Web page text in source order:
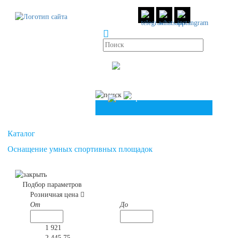
Корзина
Каталог
Оснащение умных спортивных площадок
Подбор параметров
Розничная цена
От
До
1 921